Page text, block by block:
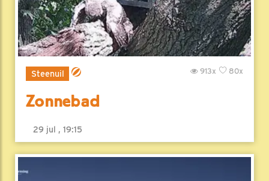
Steenuil 80x
913x
Zonnebad
29 jul , 19:15